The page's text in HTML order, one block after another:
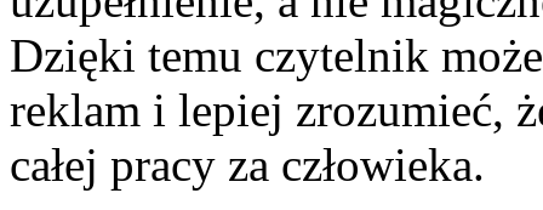
Dzięki temu czytelnik
reklam i lepiej zrozumieć,
całej pracy za człowieka.